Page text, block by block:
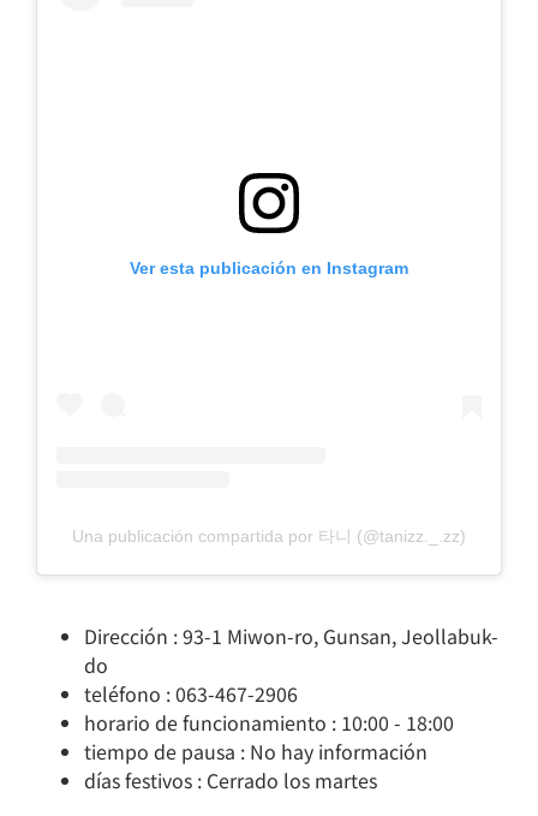
Ver esta publicación en Instagram
Una publicación compartida por 타니 (@tanizz._.zz)
Dirección : 93-1 Miwon-ro, Gunsan, Jeollabuk-
do
teléfono : 063-467-2906
horario de funcionamiento : 10:00 - 18:00
tiempo de pausa : No hay información
días festivos : Cerrado los martes